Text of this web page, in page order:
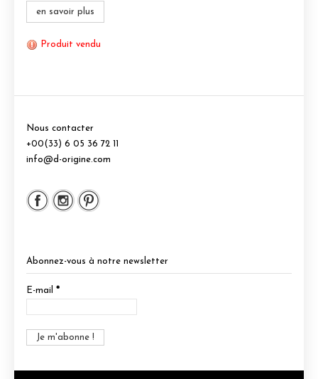
en savoir plus
Produit vendu
Nous contacter
+00(33) 6 05 36 72 11
info@d-origine.com
Abonnez-vous à notre newsletter
E-mail *